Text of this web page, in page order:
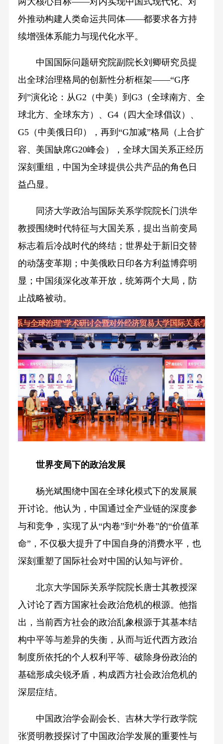
外推动构建人类命运共同体——都要求各方持
续增强体系能力与现代化水平。
中国国际问题研究院副院长刘卿研究员提
出全球治理格局的创新性分析框架——“G序
列”演化论：从G2（中美）到G3（全球南方、全
球北方、全球东方）、G4（四大全球倡议）、
G5（中美俄日印），再到“G加减”格局（上合扩
容、美国缺席G20峰会），全球大国关系正经历
深刻重组，中国为全球提供公共产品的角色日
益凸显。
同济大学政治与国际关系学院院长门洪华
教授围绕时代特征与大国关系，提出当前变局
标志着后冷战时代的终结；世界处于新旧交替
的动荡变革期；中美俄欧日印各方利益博弈明
显；中国须深化改革开放，统筹两个大局，防
止战略被动。
世界变局下的政治发展
杨光斌围绕中国在全球化模式下的发展展
开讨论。他认为，中国通过全产业链的深度参
与和竞争，实现了从“内卷”到“外卷”的“价值革
命”，不仅极大提升了中国自身的消费水平，也
深刻重塑了国际社会对中国的认知与评价。
北京大学国际关系学院院长唐士其教授深
入讨论了西方国家社会政治危机的根源。他指
出，当前西方社会的政治乱象根源于其基本结
构中平等与差异的失衡，从而与近代西方政治
制度所依托的个人权利平等、破除身份政治的
基础形成尖锐矛盾，构成西方社会政治危机的
深层症结。
中国政治学会副会长、吉林大学行政学院
张贤明教授探讨了中国政治学发展的重要性与